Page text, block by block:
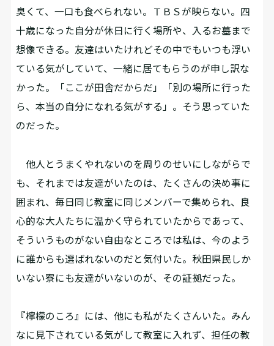
臭くて、一口も食べられない。ＴＢＳが映らない。四
十歳になった自分が休日に行く場所や、入るお墓まで
想像できる。友達はいたけれどその中でもいつも浮い
ている気がしていて、一緒に居てもらうのが申し訳な
かった。「ここが田舎だからだ」「別の場所に行った
ら、本当の自分になれる気がする」。そう思っていた
のだった。
他人とうまくやれないのを周りのせいにしながらで
も、それまでは友達がいたのは、たくさんの決め事に
囲まれ、毎日同じ教室に同じメンバーで集められ、良
心的な大人たちに温かく守られていたからであって、
そういうものがない自由なところでは私は、今のよう
に誰からも選ばれないのだと気付いた。秋田県民しか
いない寮にも友達がいないのが、その証拠だった。
『檸檬のころ』には、他にも私がたくさんいた。みん
なに見下されている気がして教室に入れず、担任の教